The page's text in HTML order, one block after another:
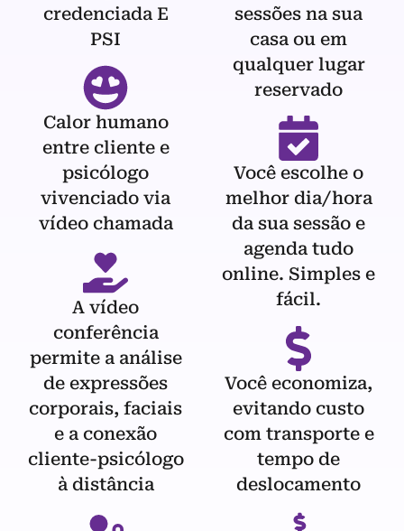
credenciada E
PSI
Calor humano
entre cliente e
psicólogo
vivenciado via
vídeo chamada
A vídeo
conferência
permite a análise
de expressões
corporais, faciais
e a conexão
cliente-psicólogo
à distância
sessões na sua
casa ou em
qualquer lugar
reservado
Você escolhe o
melhor dia/hora
da sua sessão e
agenda tudo
online. Simples e
fácil.
Você economiza,
evitando custo
com transporte e
tempo de
deslocamento